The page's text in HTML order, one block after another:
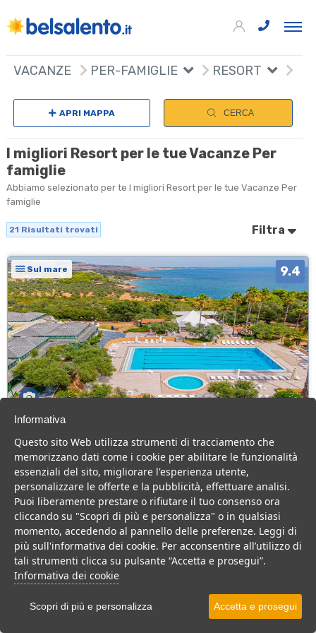
VACANZE PER-FAMIGLIE RESORT
APRI MAPPA CERCA
I migliori Resort per le tue Vacanze Per
famiglie
Abbiamo selezionato per te I migliori Resort per le tue Vacanze Per
famiglie
21 Risultati trovati Filtra
Sul mare 9.4
Calabria > Isola di Capo Rizzuto > Capo Rizzuto
282 Camere
Ottimo villaggio per famiglie a pochi passi dal mare di Isola di Capo
Rizzuto, tanto divertimento e buona cucina per una vacanza top
Villaggio Resort
VEDI SU MAPPA
+
Informativa
Questo sito Web utilizza strumenti di tracciamento che
memorizzano dati come i cookie per abilitare le funzionalità
essenziali del sito, migliorare l'esperienza utente,
personalizzare le offerte e la pubblicità, effettuare analisi.
Puoi liberamente prestare o rifiutare il tuo consenso ora
cliccando su "Scopri di più e personalizza" o in qualsiasi
momento, accedendo al pannello delle preferenze. Leggi di
più sull'informativa dei cookie. Per acconsentire all’utilizzo di
tali strumenti clicca su pulsante “Accetta e prosegui”.
Informativa dei cookie
Scopri di più e personalizza Accetta e prosegui